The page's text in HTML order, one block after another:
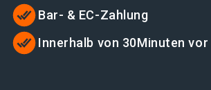
Bar- & EC-Zahlung
Innerhalb von 30Minuten vor